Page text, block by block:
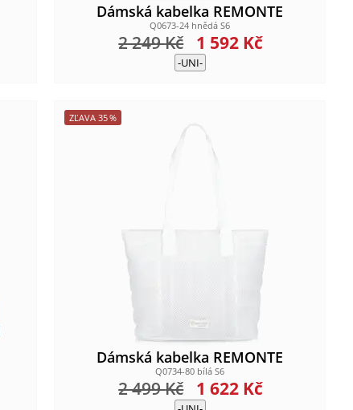
Dámská kabelka REMONTE
Q0673-24 hnědá S6
1 592 Kč
2 249Kč
-UNI-
ZĽAVA 35%
Dámská kabelka REMONTE
Q0734-80 bílá S6
1 622 Kč
2 499Kč